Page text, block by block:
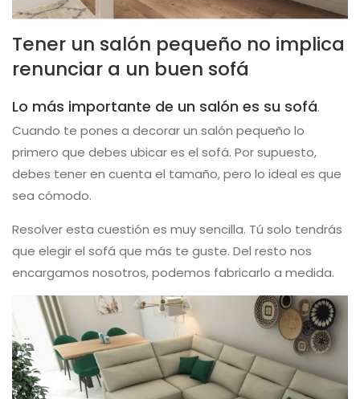
Tener un salón pequeño no implica
renunciar a un buen sofá
Lo más importante de un salón es su sofá.
Cuando te pones a decorar un salón pequeño lo
primero que debes ubicar es el sofá. Por supuesto,
debes tener en cuenta el tamaño, pero lo ideal es que
sea cómodo.
Resolver esta cuestión es muy sencilla. Tú solo tendrás
que elegir el sofá que más te guste. Del resto nos
encargamos nosotros, podemos fabricarlo a medida.